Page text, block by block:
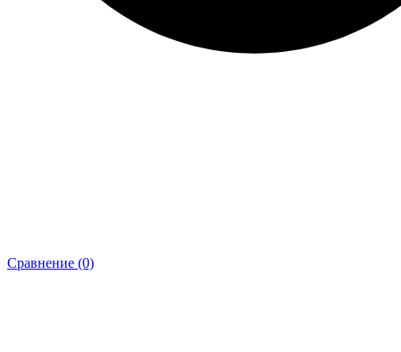
Сравнение (0)